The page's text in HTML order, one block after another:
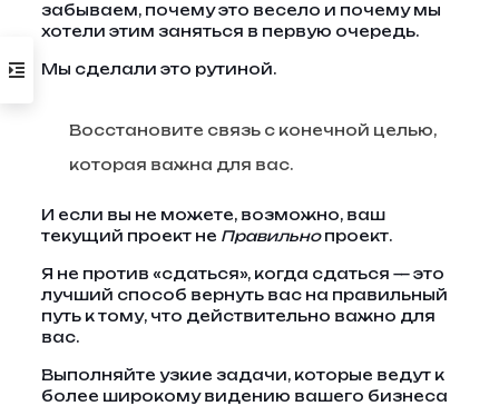
забываем, почему это весело и почему мы
хотели этим заняться в первую очередь.
Мы сделали это рутиной.
Восстановите связь с конечной целью,
которая важна для вас.
И если вы не можете, возможно, ваш
текущий проект не Правильнопроект.
Я не против «сдаться», когда сдаться — это
лучший способ вернуть вас на правильный
путь к тому, что действительно важно для
вас.
Выполняйте узкие задачи, которые ведут к
более широкому видению вашего бизнеса